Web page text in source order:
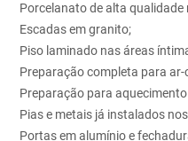
Porcelanato de alta qualidade
Escadas em granito;
Piso laminado nas áreas
Preparação completa para
Preparação para
Pias e metais já instalados
Portas em alumínio e